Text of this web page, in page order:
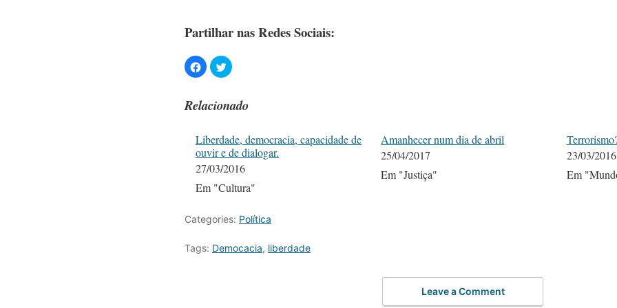
Partilhar nas Redes Sociais:
Relacionado
Liberdade, democracia, capacidade de
ouvir e de dialogar.
27/03/2016
Em "Cultura"
Amanhecer num dia de abril
25/04/2017
Em "Justiça"
23/03/2016
Em
Categories: Política
Tags: Democacia, liberdade
Leave a Comment